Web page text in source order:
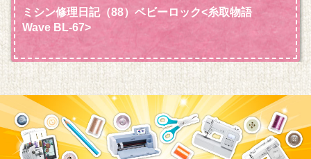
ミシン修理日記（88）ベビーロック<糸取物語
Wave BL-67>